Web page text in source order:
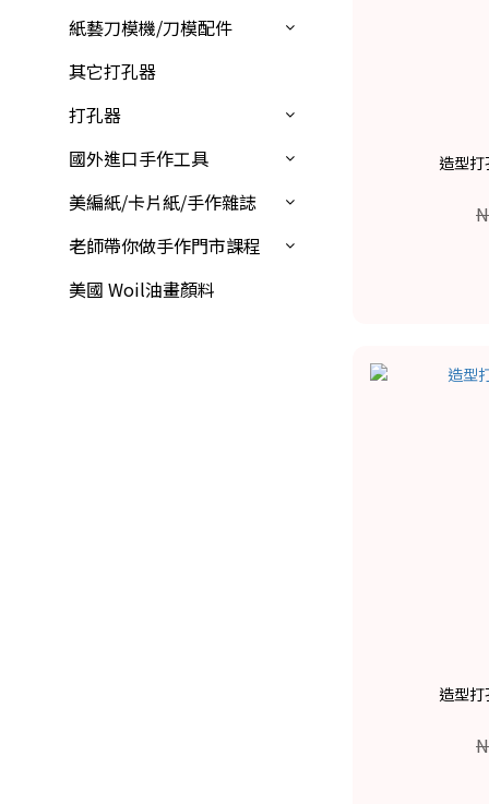
紙藝刀模機/刀模配件
其它打孔器
打孔器
國外進口手作工具
美編紙/卡片紙/手作雜誌
老師帶你做手作門市課程
美國 Woil油畫顏料
造型打
造型打